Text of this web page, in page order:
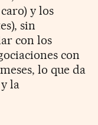
y los
sin
con los
con
lo que da
la